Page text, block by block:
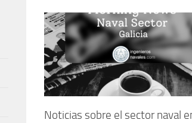
Noticias sobre el sector naval